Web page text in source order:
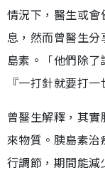
情況下，醫生或
息，然而曾醫生
島素。「他們除
『一打針就要打
曾醫生解釋，其
來物質。胰島素
行調節，期間能